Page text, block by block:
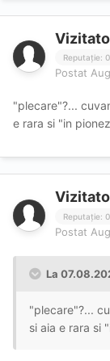
Reputație: 0
Postat
"plecare"?...
e rara si "in
Reputație: 0
Postat
La
"plecare"?...
si aia e rara si